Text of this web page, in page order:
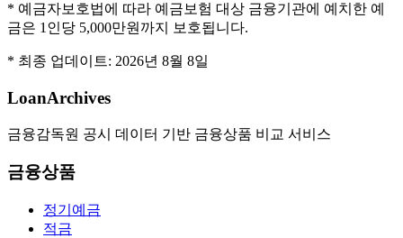
* 예금자보호법에 따라 예금보험 대상 금융기관에 예치한 예
금은 1인당 5,000만원까지 보호됩니다.
* 최종 업데이트: 2026년 8월 8일
LoanArchives
금융감독원 공시 데이터 기반 금융상품 비교 서비스
금융상품
정기예금
적금